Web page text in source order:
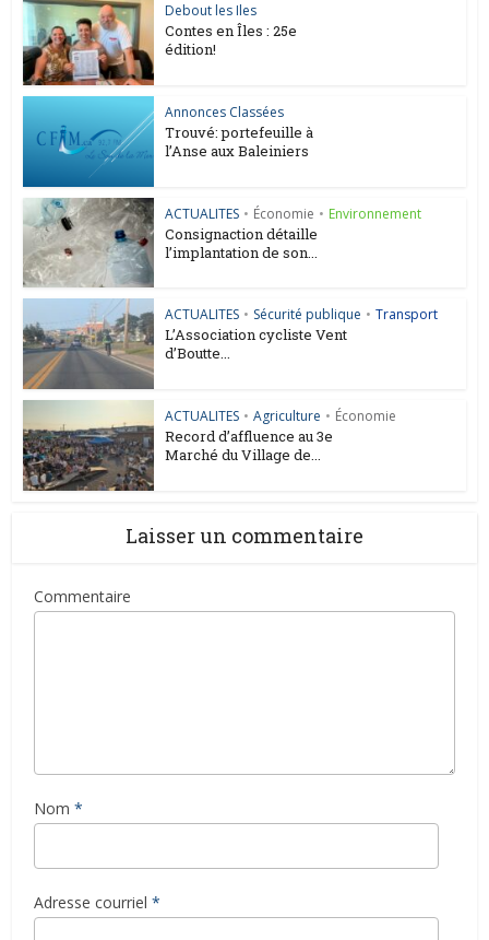
Debout les Iles
Contes en Îles : 25e
édition!
Annonces Classées
Trouvé: portefeuille à
l’Anse aux Baleiniers
ACTUALITES • Économie • Environnement
Consignaction détaille
l’implantation de son...
ACTUALITES • Sécurité publique • Transport
L’Association cycliste Vent
d’Boutte...
ACTUALITES • Agriculture • Économie
Record d’affluence au 3e
Marché du Village de...
Laisser un commentaire
Commentaire
Nom *
Adresse courriel *